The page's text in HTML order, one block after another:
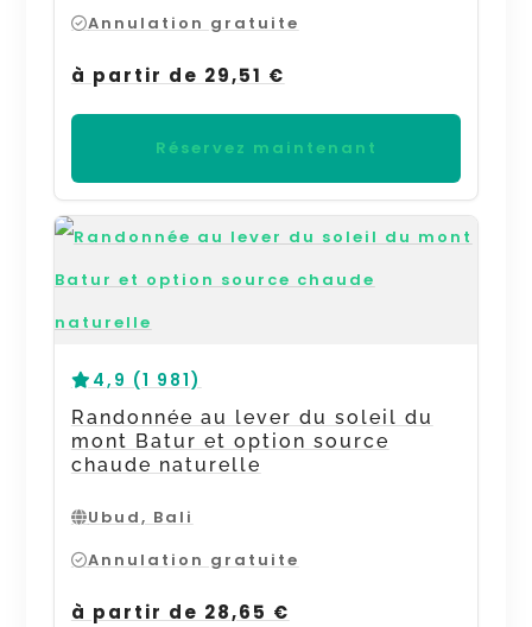
Annulation gratuite
à partir de 29,51 €
Réservez maintenant
4,9 (1 981)
Randonnée au lever du soleil du
mont Batur et option source
chaude naturelle
Ubud, Bali
Annulation gratuite
à partir de 28,65 €